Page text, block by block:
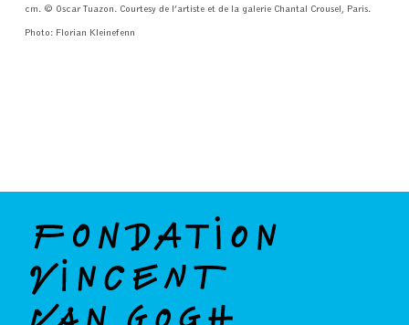
cm. © Oscar Tuazon. Courtesy de l’artiste et de la galerie Chantal Crousel, Paris.
Photo: Florian Kleinefenn